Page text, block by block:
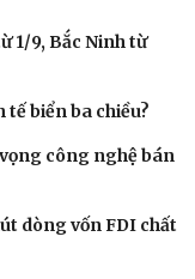
1/9, Bắc Ninh từ
biển ba chiều?
công nghệ bán
dòng vốn FDI chất